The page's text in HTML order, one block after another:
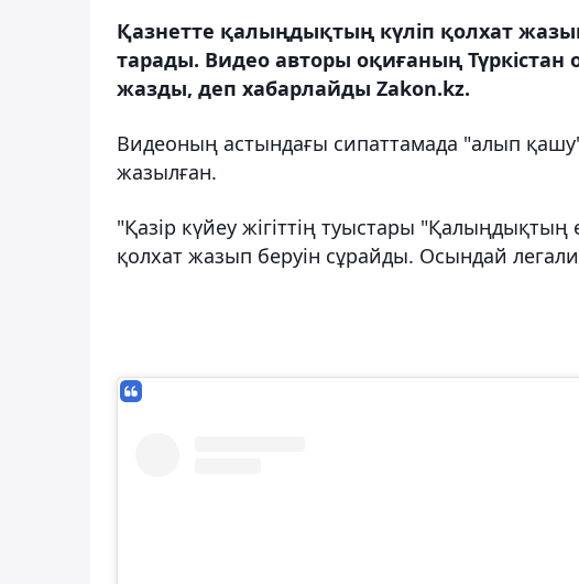
Қазнетте қалыңдықтың күліп қолхат
тарады. Видео авторы оқиғаның
жазды, деп хабарлайды Zakon.kz.
Видеоның астындағы сипаттамада "алып
жазылған.
"Қазір күйеу жігіттің туыстары
қолхат жазып беруін сұрайды. Осындай